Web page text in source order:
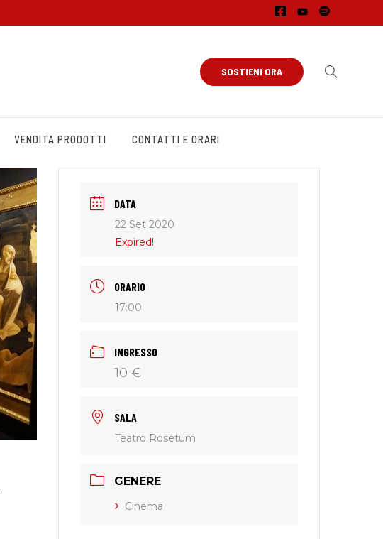
SOSTIENI ORA
VENDITA PRODOTTI CONTATTI E ORARI
DATA
22 Set 2020
Expired!
ORARIO
17:00
INGRESSO
10 €
SALA
Teatro Rosetum
GENERE
Cinema